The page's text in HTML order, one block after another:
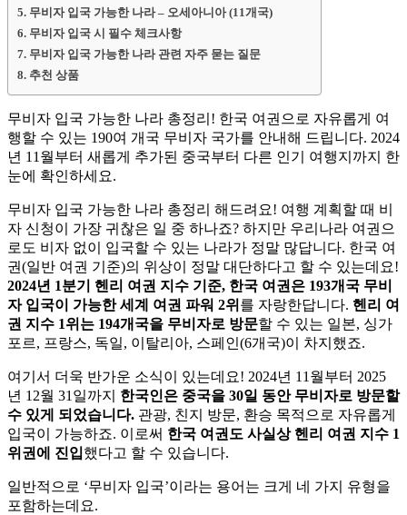
무비자 입국 가능한 나라 – 오세아니아 (11개국)
무비자 입국 시 필수 체크사항
무비자 입국 가능한 나라 관련 자주 묻는 질문
추천 상품
무비자 입국 가능한 나라 총정리! 한국 여권으로 자유롭게 여
행할 수 있는 190여 개국 무비자 국가를 안내해 드립니다. 2024
년 11월부터 새롭게 추가된 중국부터 다른 인기 여행지까지 한
눈에 확인하세요.
무비자 입국 가능한 나라 총정리 해드려요! 여행 계획할 때 비
자 신청이 가장 귀찮은 일 중 하나죠? 하지만 우리나라 여권으
로도 비자 없이 입국할 수 있는 나라가 정말 많답니다. 한국 여
권(일반 여권 기준)의 위상이 정말 대단하다고 할 수 있는데요!
2024년 1분기 헨리 여권 지수 기준, 한국 여권은 193개국 무비
자 입국이 가능한 세계 여권 파워 2위 를 자랑한답니다. 헨리 여
권 지수 1위는 194개국을 무비자로 방문할 수 있는 일본, 싱가
포르, 프랑스, 독일, 이탈리아, 스페인(6개국)이 차지했죠.
여기서 더욱 반가운 소식이 있는데요! 2024년 11월부터 2025
년 12월 31일까지 한국인은 중국을 30일 동안 무비자로 방문할
수 있게 되었습니다. 관광, 친지 방문, 환승 목적으로 자유롭게
입국이 가능하죠. 이로써 한국 여권도 사실상 헨리 여권 지수 1
위권에 진입했다고 할 수 있습니다.
일반적으로 ‘무비자 입국’이라는 용어는 크게 네 가지 유형을
포함하는데요.